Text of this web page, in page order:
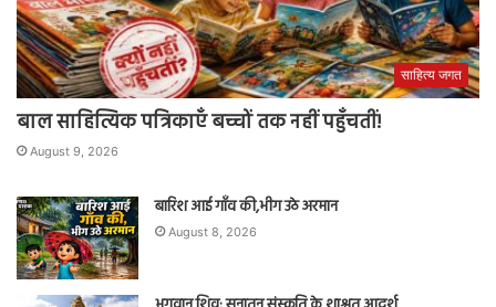
साहित्य जगत
बाल साहित्यिक पत्रिकाएँ बच्चों तक नहीं पहुँचतीं!
August 9, 2026
बारिश आई गाँव की,भीग उठे अरमान
August 8, 2026